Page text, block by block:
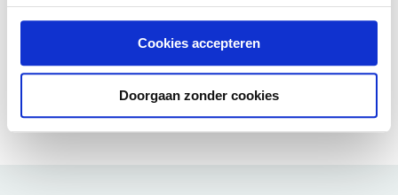
Cookies accepteren
Doorgaan zonder cookies
Laatste update: 3 februari 2020
Deel artikel:
Deel via WhatsApp
Deel dit via Whatsapp
Deel via Mail